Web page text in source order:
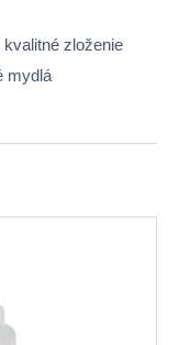
zloženie
mydlá